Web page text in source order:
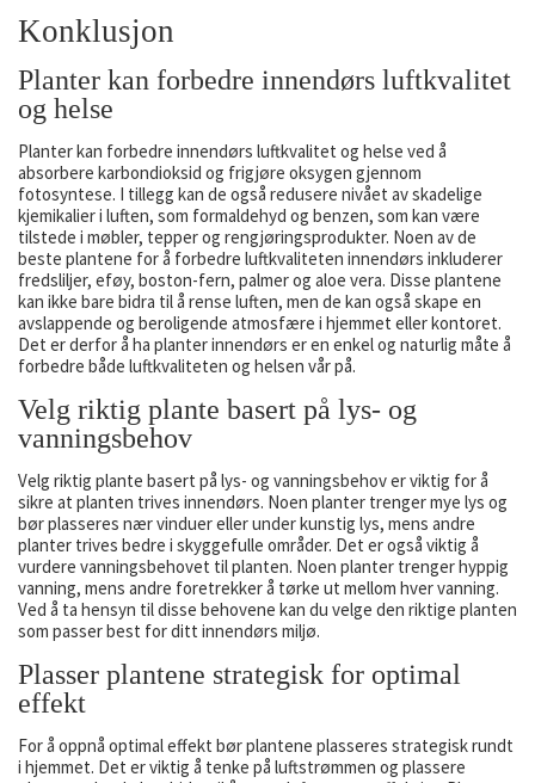
Konklusjon
Planter kan forbedre innendørs luftkvalitet
og helse
Planter kan forbedre innendørs luftkvalitet og helse ved å
absorbere karbondioksid og frigjøre oksygen gjennom
fotosyntese. I tillegg kan de også redusere nivået av skadelige
kjemikalier i luften, som formaldehyd og benzen, som kan være
tilstede i møbler, tepper og rengjøringsprodukter. Noen av de
beste plantene for å forbedre luftkvaliteten innendørs inkluderer
fredsliljer, eføy, boston-fern, palmer og aloe vera. Disse plantene
kan ikke bare bidra til å rense luften, men de kan også skape en
avslappende og beroligende atmosfære i hjemmet eller kontoret.
Det er derfor å ha planter innendørs er en enkel og naturlig måte å
forbedre både luftkvaliteten og helsen vår på.
Velg riktig plante basert på lys- og
vanningsbehov
Velg riktig plante basert på lys- og vanningsbehov er viktig for å
sikre at planten trives innendørs. Noen planter trenger mye lys og
bør plasseres nær vinduer eller under kunstig lys, mens andre
planter trives bedre i skyggefulle områder. Det er også viktig å
vurdere vanningsbehovet til planten. Noen planter trenger hyppig
vanning, mens andre foretrekker å tørke ut mellom hver vanning.
Ved å ta hensyn til disse behovene kan du velge den riktige planten
som passer best for ditt innendørs miljø.
Plasser plantene strategisk for optimal
effekt
For å oppnå optimal effekt bør plantene plasseres strategisk rundt
i hjemmet. Det er viktig å tenke på luftstrømmen og plassere